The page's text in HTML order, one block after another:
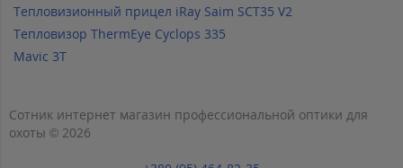
Тепловизионный прицел iRay Saim SCT35 V2
Тепловизор ThermEye Cyclops 335
Mavic 3T
Сотник интернет магазин профессиональной оптики для
охоты © 2026